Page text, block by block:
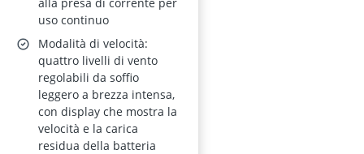
uso continuo
Modalità di velocità:
quattro livelli di vento
regolabili da soffio
leggero a brezza intensa,
con display che mostra la
velocità e la carica
residua della batteria